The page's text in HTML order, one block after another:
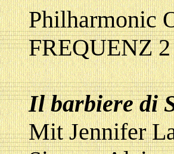
Philharmonic
FREQUENZ
Il barbiere di
Mit Jennifer